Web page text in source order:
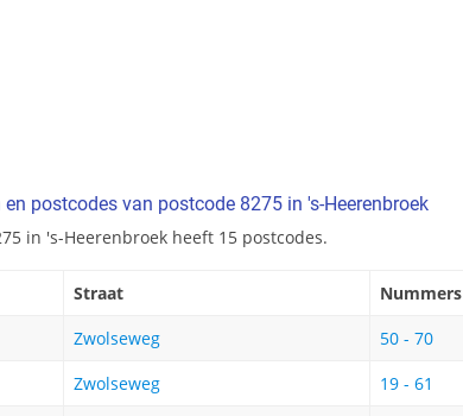
postcodes van postcode 8275 in 's-Heerenbroek
in 's-Heerenbroek heeft 15 postcodes.
Straat
Nummers
Zwolseweg
50 - 70
Zwolseweg
19 - 61